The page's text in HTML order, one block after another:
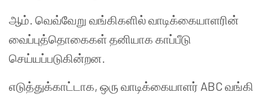
ஆம். வெவ்வேறு வங்கிகளில் வாடிக்கையாளரின்
வைப்புத்தொகைகள் தனியாக காப்பீடு
செய்யப்படுகின்றன.
எடுத்துக்காட்டாக, ஒரு வாடிக்கையாளர் ABC வங்கி